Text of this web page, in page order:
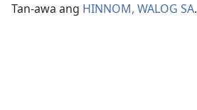
Tan-awa ang HINNOM, WALOG SA.